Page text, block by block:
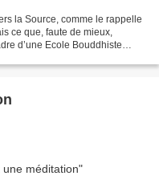
la Source, comme le rappelle
ce que, faute de mieux,
d’une Ecole Bouddhiste